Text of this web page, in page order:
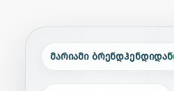
მარიამი ბრენდჰენდიდან